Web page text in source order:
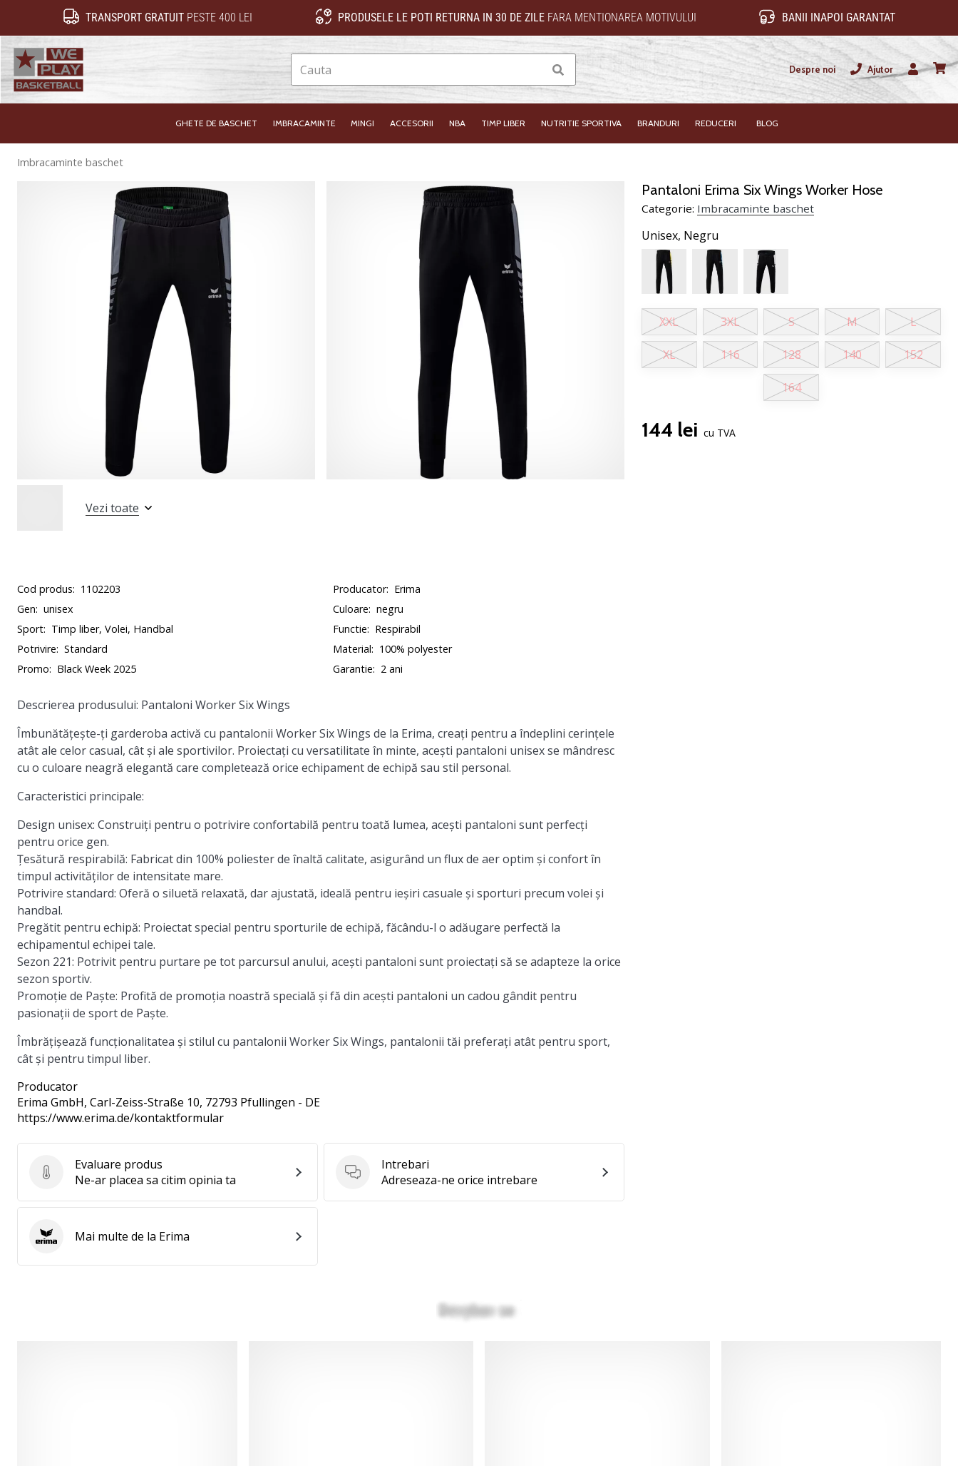
TRANSPORT GRATUITPESTE 400 LEI PRODUSELE LE POTI RETURNA IN 30 DE ZILEFARA MENTIONAREA MOTIVULUI BANII INAPOI GARANTAT
Cauta Despre noi
Ajutor
Utilizator
GHETE DE BASCHET IMBRACAMINTE MINGI ACCESORII NBA TIMP LIBER NUTRITIE SPORTIVA BRANDURI REDUCERI BLOG
Imbracaminte baschet
Pantaloni Erima Six Wings Worker Hose
Categorie: Imbracaminte baschet
Unisex, Negru
XXL 3XL S M L
XL 116 128 140 152
164
144 lei cu TVA
Vezi toate
Cod produs: 1102203 Producator: Erima
Gen: unisex Culoare: negru
Sport: Timp liber, Volei, Handbal Functie: Respirabil
Potrivire: Standard Material: 100% polyester
Promo: Black Week 2025 Garantie: 2 ani
Descrierea produsului: Pantaloni Worker Six Wings
Îmbunătățește-ți garderoba activă cu pantalonii Worker Six Wings de la Erima, creați pentru a îndeplini cerințele
atât ale celor casual, cât și ale sportivilor. Proiectați cu versatilitate în minte, acești pantaloni unisex se mândresc
cu o culoare neagră elegantă care completează orice echipament de echipă sau stil personal.
Caracteristici principale:
Design unisex: Construiți pentru o potrivire confortabilă pentru toată lumea, acești pantaloni sunt perfecți
pentru orice gen.
Țesătură respirabilă: Fabricat din 100% poliester de înaltă calitate, asigurând un flux de aer optim și confort în
timpul activităților de intensitate mare.
Potrivire standard: Oferă o siluetă relaxată, dar ajustată, ideală pentru ieșiri casuale și sporturi precum volei și
handbal.
Pregătit pentru echipă: Proiectat special pentru sporturile de echipă, făcându-l o adăugare perfectă la
echipamentul echipei tale.
Sezon 221: Potrivit pentru purtare pe tot parcursul anului, acești pantaloni sunt proiectați să se adapteze la orice
sezon sportiv.
Promoție de Paște: Profită de promoția noastră specială și fă din acești pantaloni un cadou gândit pentru
pasionații de sport de Paște.
Îmbrățișează funcționalitatea și stilul cu pantalonii Worker Six Wings, pantalonii tăi preferați atât pentru sport,
cât și pentru timpul liber.
Producator
Erima GmbH, Carl-Zeiss-Straße 10, 72793 Pfullingen - DE
https://www.erima.de/kontaktformular
Evaluare produs
Evaluare produs
Ne-ar placea sa citim opinia ta
Intrebari
Intrebari
Adreseaza-ne orice intrebare
ErimaMai multe de la Erima